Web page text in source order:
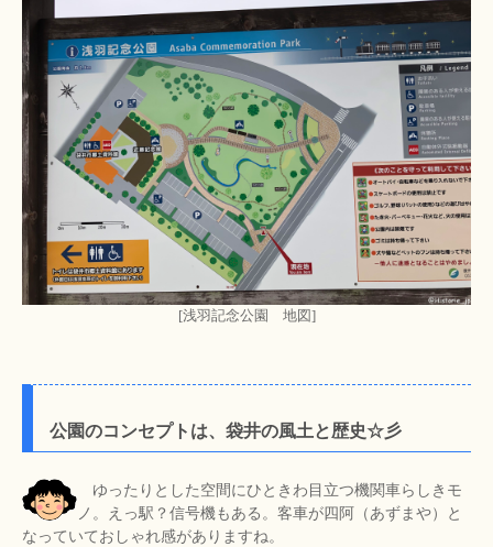
[浅羽記念公園 地図]
公園のコンセプトは、袋井の風土と歴史☆彡
ゆったりとした空間にひときわ目立つ機関車らしきモ
ノ。えっ駅？信号機もある。客車が四阿（あずまや）と
なっていておしゃれ感がありますね。